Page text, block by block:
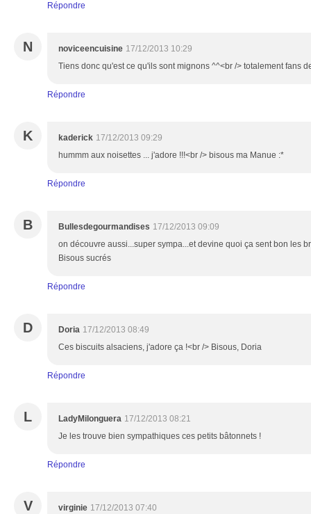
Répondre
N noviceencuisine 17/12/2013 10:29
Tiens donc qu'est ce qu'ils sont mignons ^^<br /> totalement fans
Répondre
K kaderick 17/12/2013 09:29
hummm aux noisettes ... j'adore !!!<br /> bisous ma Manue :*
Répondre
B Bullesdegourmandises 17/12/2013 09:09
on découvre aussi...super sympa...et devine quoi ça sent bon les
Bisous sucrés
Répondre
D Doria 17/12/2013 08:49
Ces biscuits alsaciens, j'adore ça !<br /> Bisous, Doria
Répondre
L LadyMilonguera 17/12/2013 08:21
Je les trouve bien sympathiques ces petits bâtonnets !
Répondre
V virginie 17/12/2013 07:40